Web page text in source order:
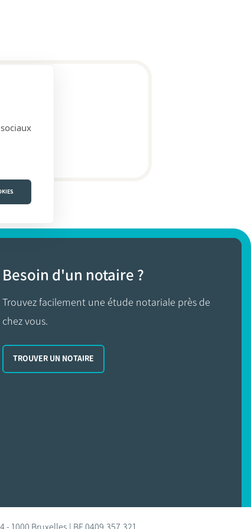
Besoin d'un notaire ?
Trouvez facilement une étude notariale près de
chez vous.
TROUVER UN NOTAIRE